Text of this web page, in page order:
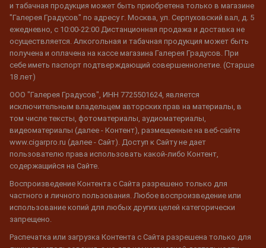
и табачная продукция может быть приобретена только в магазине
"Галерея Градусов" по адресу г. Москва, ул. Серпуховский вал, д. 5
ежедневно, с 10:00-22:00 Дистанционная продажа и доставка не
осуществляется. Алкогольная и табачная продукция может быть
получена и оплачена на кассе магазина Галерея Градусов. При
себе иметь паспорт подтверждающий совершеннолетие. (Старше
18 лет)
ООО "Галерея Градусов", ИНН 7725501624, является
исключительным владельцем авторских прав на материалы, в
том числе тексты, фотоматериалы, аудиоматериалы,
видеоматериалы (далее - Контент), размещенные на веб-сайте
www.cigarpro.ru (далее - Сайт). Доступ к Сайту не дает
пользователю права использовать какой-либо Контент,
содержащийся на Сайте.
Воспроизведение Контента с Сайта разрешено только для
частного и личного пользования. Любое воспроизведение или
использование копий для любых других целей категорически
запрещено.
Распечатка или загрузка Контента с Сайта разрешена только для